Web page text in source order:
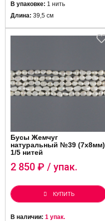
В упаковке: 1 нить
Длина: 39,5 см
Бусы Жемчуг
натуральный №39 (7х8мм)
1/5 нитей
2 850 ₽ / упак.
КУПИТЬ
В наличии: 1 упак.